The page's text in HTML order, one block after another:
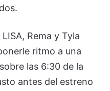
Rema y Tyla
ritmo a una
las 6:30 de la
antes del estreno